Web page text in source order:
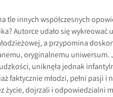
tle innych współczesnych
Autorce udało się
a przypomina
oryginalnemu uniwersum.
uniknęła jednak
faktycznie młodzi, pełni pasji i
życie, dojrzali i odpowiedzialni